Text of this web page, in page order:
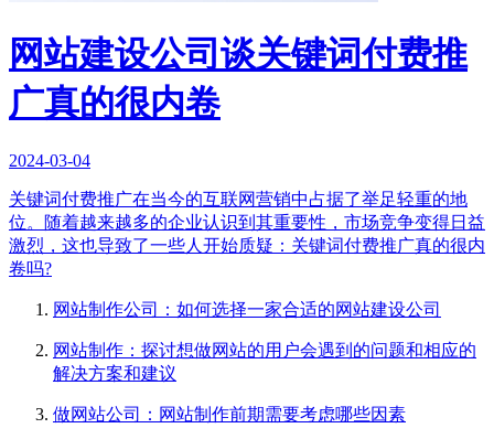
网站建设公司谈关键词付费推
广真的很内卷
2024-03-04
关键词付费推广在当今的互联网营销中占据了举足轻重的地
位。随着越来越多的企业认识到其重要性，市场竞争变得日益
激烈，这也导致了一些人开始质疑：关键词付费推广真的很内
卷吗?
网站制作公司：如何选择一家合适的网站建设公司
网站制作：探讨想做网站的用户会遇到的问题和相应的
解决方案和建议
做网站公司：网站制作前期需要考虑哪些因素